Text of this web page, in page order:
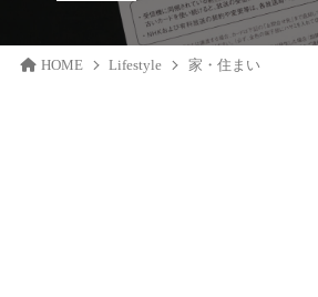
HOME Lifestyle 家・住まい